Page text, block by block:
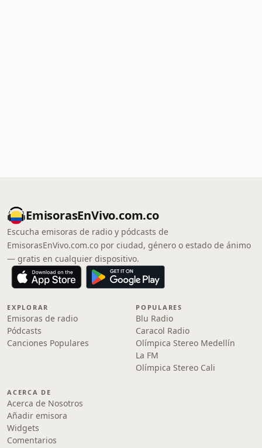
EmisorasEnVivo.com.co
Escucha emisoras de radio y pódcasts de
EmisorasEnVivo.com.co por ciudad, género o estado de ánimo
— gratis en cualquier dispositivo.
EXPLORAR
Emisoras de radio
Pódcasts
Canciones Populares
POPULARES
Blu Radio
Caracol Radio
Olímpica Stereo Medellín
La FM
Olímpica Stereo Cali
ACERCA DE
Acerca de Nosotros
Añadir emisora
Widgets
Comentarios